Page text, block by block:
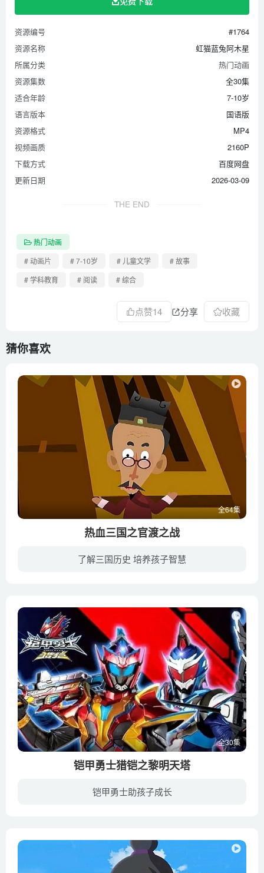
资源编号
#1764
资源名称
虹猫蓝兔阿木星
所属分类
热门动画
资源集数
全30集
适合年龄
7-10岁
语言版本
国语版
资源格式
MP4
视频画质
2160P
下载方式
百度网盘
更新日期
2026-03-09
THE END
热门动画
# 动画片
# 7-10岁 # 儿童文学
# 故事
# 学科教育
# 阅读 # 综合
点赞14 分享 收藏
猜你喜欢
全64集
热血三国之官渡之战
了解三国历史 培养孩子智慧
全30集
铠甲勇士猎铠之黎明天塔
铠甲勇士助孩子成长